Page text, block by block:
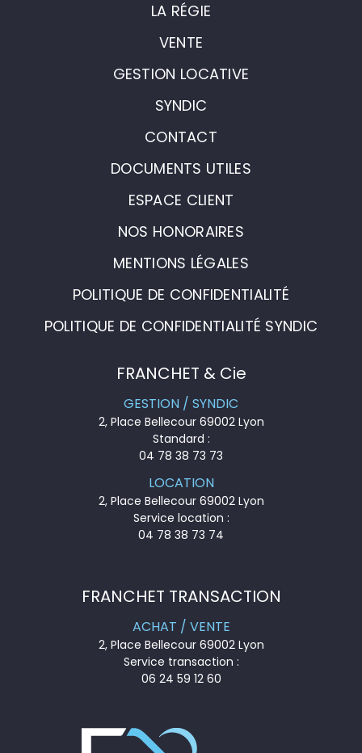
LA RÉGIE
VENTE
GESTION LOCATIVE
SYNDIC
CONTACT
DOCUMENTS UTILES
ESPACE CLIENT
NOS HONORAIRES
MENTIONS LÉGALES
POLITIQUE DE CONFIDENTIALITÉ
POLITIQUE DE CONFIDENTIALITÉ SYNDIC
FRANCHET & Cie
GESTION / SYNDIC
2, Place Bellecour 69002 Lyon
Standard :
04 78 38 73 73
LOCATION
2, Place Bellecour 69002 Lyon
Service location :
04 78 38 73 74
FRANCHET TRANSACTION
ACHAT / VENTE
2, Place Bellecour 69002 Lyon
Service transaction :
06 24 59 12 60